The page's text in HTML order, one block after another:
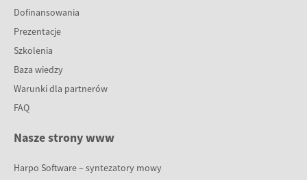
Dofinansowania
Prezentacje
Szkolenia
Baza wiedzy
Warunki dla partnerów
FAQ
Nasze strony www
Harpo Software – syntezatory mowy